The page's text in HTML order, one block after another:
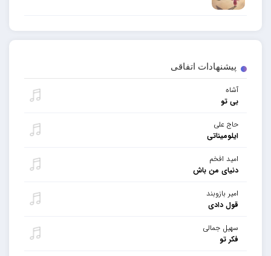
پیشنهادات اتفاقی
آشاه
بی تو
حاج علی
ایلومیناتی
امید افخم
دنیای من باش
امیر بازوبند
قول دادی
سهیل جمالی
فکر تو